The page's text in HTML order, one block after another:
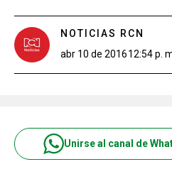
NOTICIAS RCN
abr 10 de 201612:54 p.
Unirse al canal de